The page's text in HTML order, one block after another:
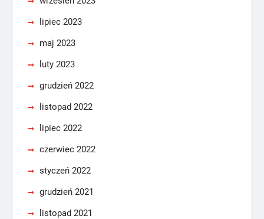
lipiec 2023
maj 2023
luty 2023
grudzień 2022
listopad 2022
lipiec 2022
czerwiec 2022
styczeń 2022
grudzień 2021
listopad 2021